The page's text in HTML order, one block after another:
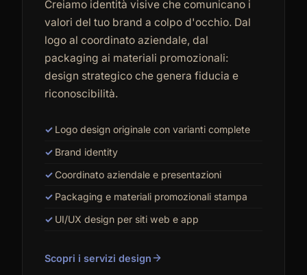
Creiamo identità visive che comunicano i
valori del tuo brand a colpo d'occhio. Dal
logo al coordinato aziendale, dal
packaging ai materiali promozionali:
design strategico che genera fiducia e
riconoscibilità.
Logo design originale con varianti complete
Brand identity
Coordinato aziendale e presentazioni
Packaging e materiali promozionali stampa
UI/UX design per siti web e app
Scopri i servizi design